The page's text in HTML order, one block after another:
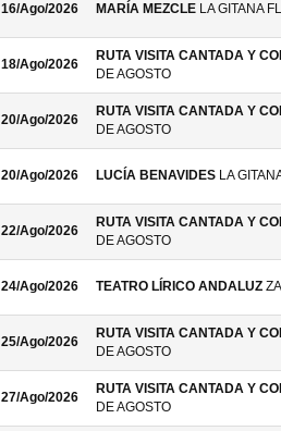
16/Ago/2026 MARÍA MEZCLE LA GITANA
18/Ago/2026
RUTA VISITA CANTADA Y
DE AGOSTO
20/Ago/2026
RUTA VISITA CANTADA Y
DE AGOSTO
20/Ago/2026 LUCÍA BENAVIDES LA
22/Ago/2026
RUTA VISITA CANTADA Y
DE AGOSTO
24/Ago/2026 TEATRO LÍRICO ANDALUZ
25/Ago/2026
RUTA VISITA CANTADA Y
DE AGOSTO
27/Ago/2026
RUTA VISITA CANTADA Y
DE AGOSTO